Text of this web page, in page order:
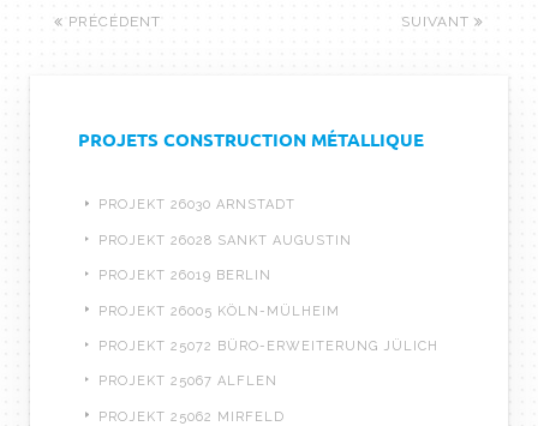
PRÉCÉDENT SUIVANT
PROJETS CONSTRUCTION MÉTALLIQUE
PROJEKT 26030 ARNSTADT
PROJEKT 26028 SANKT AUGUSTIN
PROJEKT 26019 BERLIN
PROJEKT 26005 KÖLN-MÜLHEIM
PROJEKT 25072 BÜRO-ERWEITERUNG JÜLICH
PROJEKT 25067 ALFLEN
PROJEKT 25062 MIRFELD